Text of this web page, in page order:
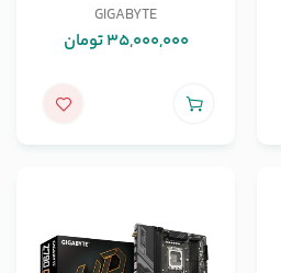
GIGABYTE
35,000,000تومان